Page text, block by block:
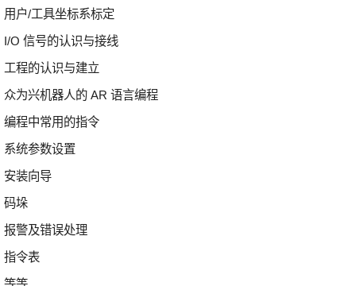
用户/工具坐标系标定
I/O 信号的认识与接线
工程的认识与建立
众为兴机器人的 AR 语言编程
编程中常用的指令
系统参数设置
安装向导
码垛
报警及错误处理
指令表